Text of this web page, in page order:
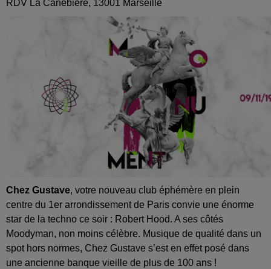
RDV La Canebière, 13001 Marseille
Chez Gustave, votre nouveau club éphémère en plein
centre du 1er arrondissement de Paris convie une énorme
star de la techno ce soir : Robert Hood. A ses côtés
Moodyman, non moins célèbre. Musique de qualité dans un
spot hors normes, Chez Gustave s’est en effet posé dans
une ancienne banque vieille de plus de 100 ans !